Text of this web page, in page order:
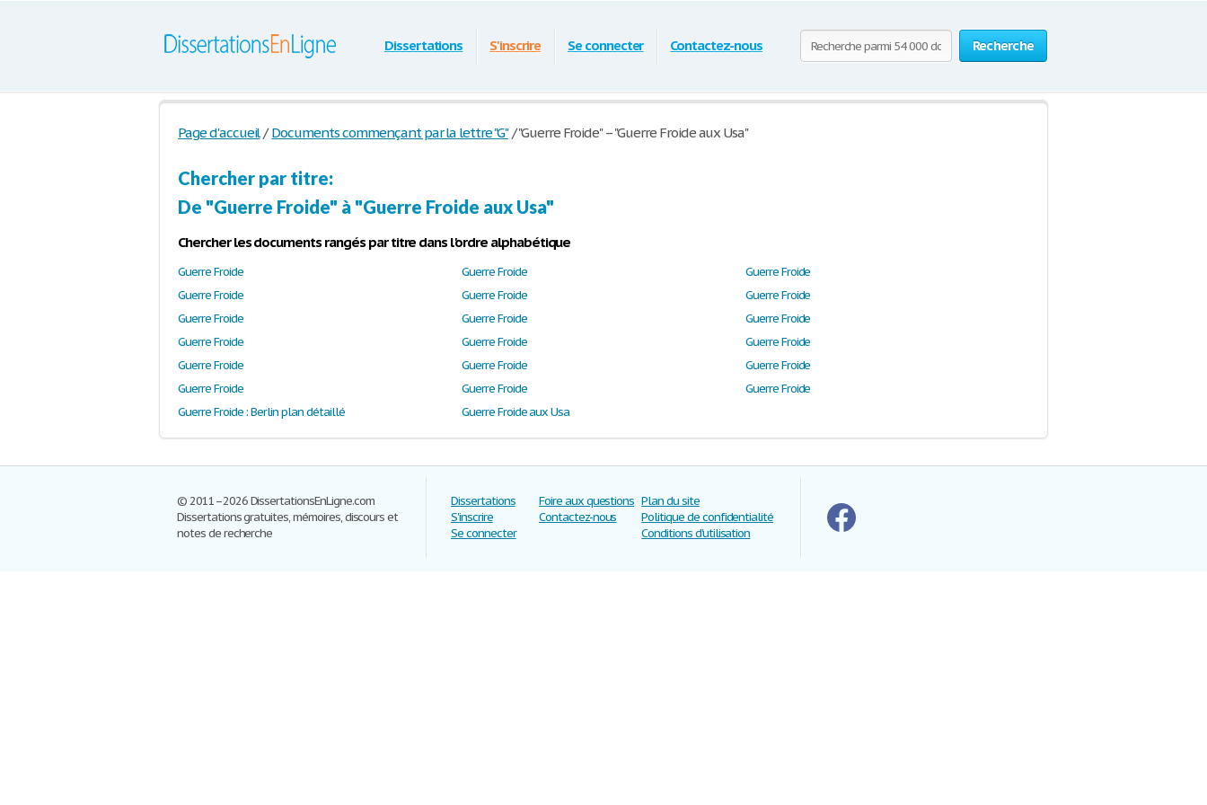
Recherche
Dissertations S'inscrire Se connecter Contactez-nous
Page d'accueil / Documents commençant par la lettre "G" /"Guerre Froide" – "Guerre Froide aux Usa"
Chercher par titre:
De "Guerre Froide" à "Guerre Froide aux Usa"
Chercher les documents rangés par titre dans l'ordre alphabétique
Guerre Froide Guerre Froide
Guerre Froide
Guerre Froide
Guerre Froide
Guerre Froide
Guerre Froide
Guerre Froide
Guerre Froide
Guerre Froide
Guerre Froide
Guerre Froide
Guerre Froide
Guerre Froide
Guerre Froide
Guerre Froide
Guerre Froide
Guerre Froide
Guerre Froide : Berlin plan détaillé
Guerre Froide aux Usa
© 2011–2026 DissertationsEnLigne.com
Dissertations gratuites, mémoires, discours et
notes de recherche
Dissertations
S'inscrire
Se connecter
Foire aux questions
Contactez-nous
Plan du site
Politique de confidentialité
Conditions d'utilisation